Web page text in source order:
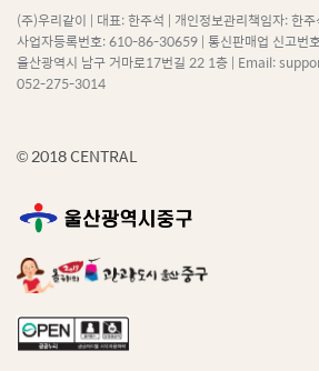
(주)우리같이 | 대표: 한주석 | 개인정보관리책임자: 한주
사업자등록번호: 610-86-30659 | 통신판매업 신고번
울산광역시 남구 거마로17번길 22 1층 | Email:
052-275-3014
© 2018 CENTRAL